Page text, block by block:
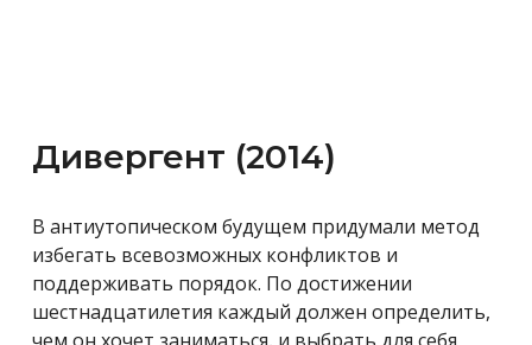
Дивергент (2014)
В антиутопическом будущем придумали метод
избегать всевозможных конфликтов и
поддерживать порядок. По достижении
шестнадцатилетия каждый должен определить,
чем он хочет заниматься, и выбрать для себя